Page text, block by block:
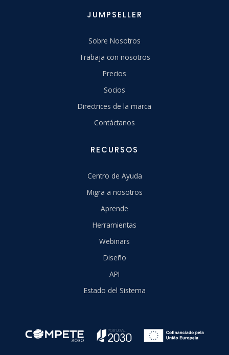
JUMPSELLER
Sobre Nosotros
Trabaja con nosotros
Precios
Socios
Directrices de la marca
Contáctanos
RECURSOS
Centro de Ayuda
Migra a nosotros
Aprende
Herramientas
Webinars
Diseño
API
Estado del Sistema